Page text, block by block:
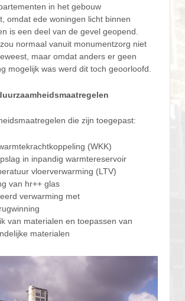
in het gebouw
omdat ede woningen licht binnen
is een deel van de gevel geopend.
normaal vanuit monumentzorg niet
maar omdat anders er geen
mogelijk was werd dit toch geoorloofd.
die zijn toegepast:
(WKK)
in inpandig warmtereservoir
vloerverwarming (LTV)
van hr++ glas
verwarming met
van materialen en toepassen van
materialen